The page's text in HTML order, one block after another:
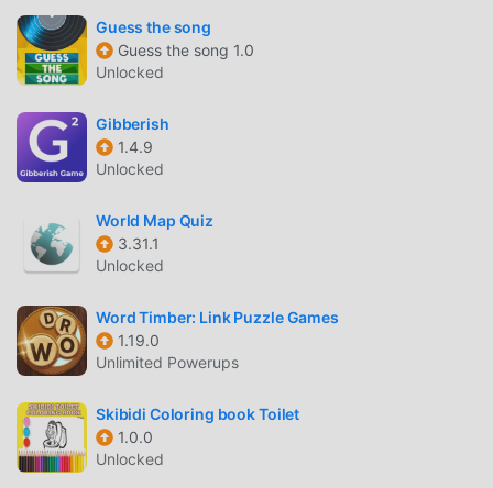
2.12. Dans le même temps, moddroid a spécialement
construit une plate-forme pour les amateurs de jeux
educational, vous permettant de communiquer et de
monde entier, qu'attendez-vous, rejoignez moddroid et
profitez du educational jeu avec tous les partenaires
mondiaux heureux
BEL ÉCRAN
Comme les jeux educational traditionnels, 모두의 퀴즈 a un
personnages de haute qualité font de 모두의 퀴즈 attiré de
nombreux fans de educational, et comparé aux jeux
educational traditionnels, 모두의 퀴즈 2.12 a adopté un
moteur virtuel mis à jour et effectué des améliorations
audacieuses. Avec une technologie plus avancée,
l'expérience d'écran du jeu a été grandement améliorée.
Tout en conservant le style original de educational, le
Guess the song
Guess the song 1.0
Unlocked
Gibberish
1.4.9
Unlocked
World Map Quiz
3.31.1
Unlocked
Word Timber: Link Puzzle Games
1.19.0
Unlimited Powerups
Skibidi Coloring book Toilet
1.0.0
Unlocked